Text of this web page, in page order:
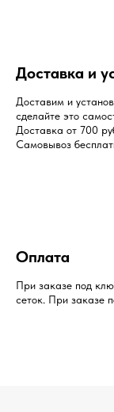
Доставка и
Доставим и
сделайте это
Доставка от 700
Самовывоз
Оплата
При заказе под
сеток. При заказе